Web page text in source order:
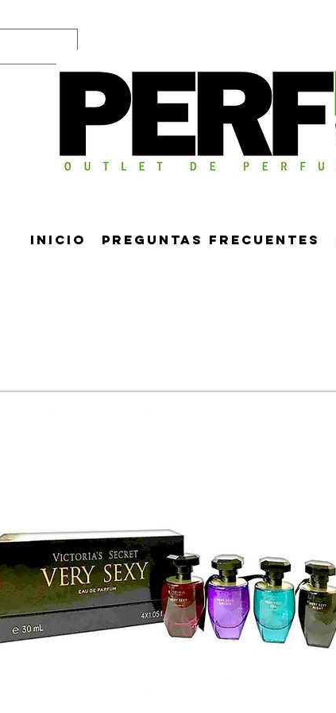
Inicio Preguntas frecuentes